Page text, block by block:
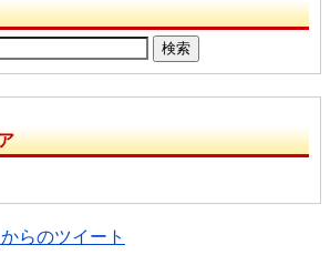
らのツイート